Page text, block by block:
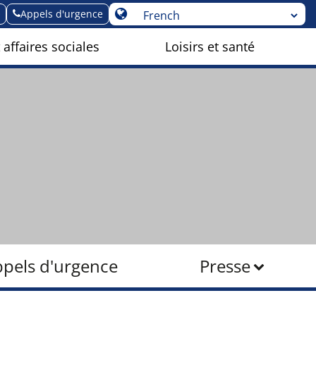
Appels d'urgence
sociales Loisirs et santé
d'urgence Presse